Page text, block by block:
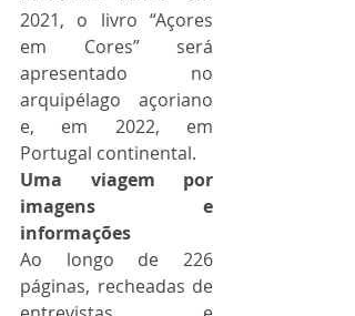
2021, o livro “Açores
em Cores” será
apresentado no
arquipélago açoriano
e, em 2022, em
Portugal continental.
Uma viagem por
imagens e
informações
Ao longo de 226
páginas, recheadas de